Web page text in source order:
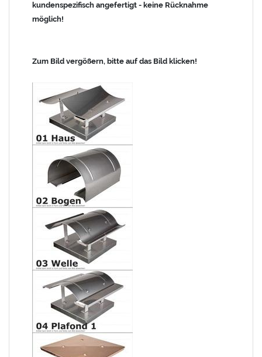
kundenspezifisch angefertigt - keine Rücknahme
möglich!
Zum Bild vergößern, bitte auf das Bild klicken!